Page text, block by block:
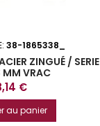
38-1865338_
ZINGUÉ / SERIE
MM VRAC
€
au panier